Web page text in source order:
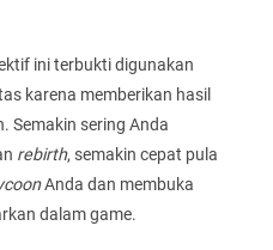
ini terbukti digunakan
karena memberikan hasil
Semakin sering Anda
rebirth, semakin cepat pula
Anda dan membuka
dalam game.